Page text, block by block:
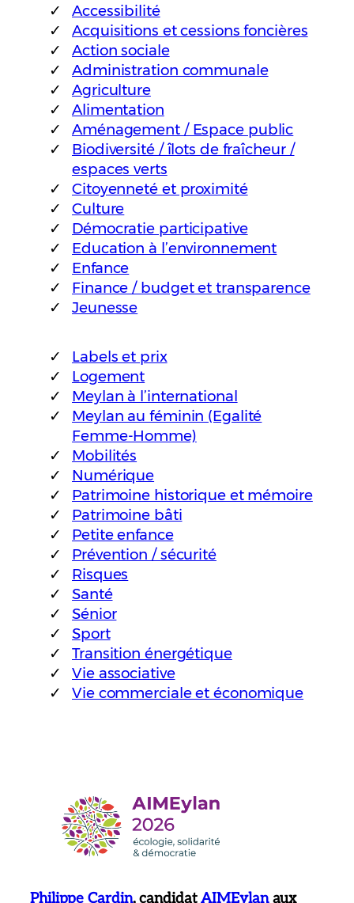
Accessibilité
Acquisitions et cessions foncières
Action sociale
Administration communale
Agriculture
Alimentation
Aménagement / Espace public
Biodiversité / îlots de fraîcheur /
espaces verts
Citoyenneté et proximité
Culture
Démocratie participative
Education à l’environnement
Enfance
Finance / budget et transparence
Jeunesse
Labels et prix
Logement
Meylan à l’international
Meylan au féminin (Egalité
Femme-Homme)
Mobilités
Numérique
Patrimoine historique et mémoire
Patrimoine bâti
Petite enfance
Prévention / sécurité
Risques
Santé
Sénior
Sport
Transition énergétique
Vie associative
Vie commerciale et économique
Philippe Cardin, candidatAIMEylanaux